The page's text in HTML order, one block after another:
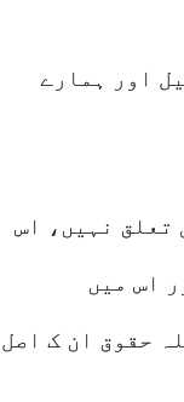
اور ہمارے
تعلق نہیں، اس
اس میں
حقوق ان ک اصل